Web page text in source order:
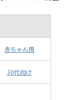
赤ちゃん用
30代向け